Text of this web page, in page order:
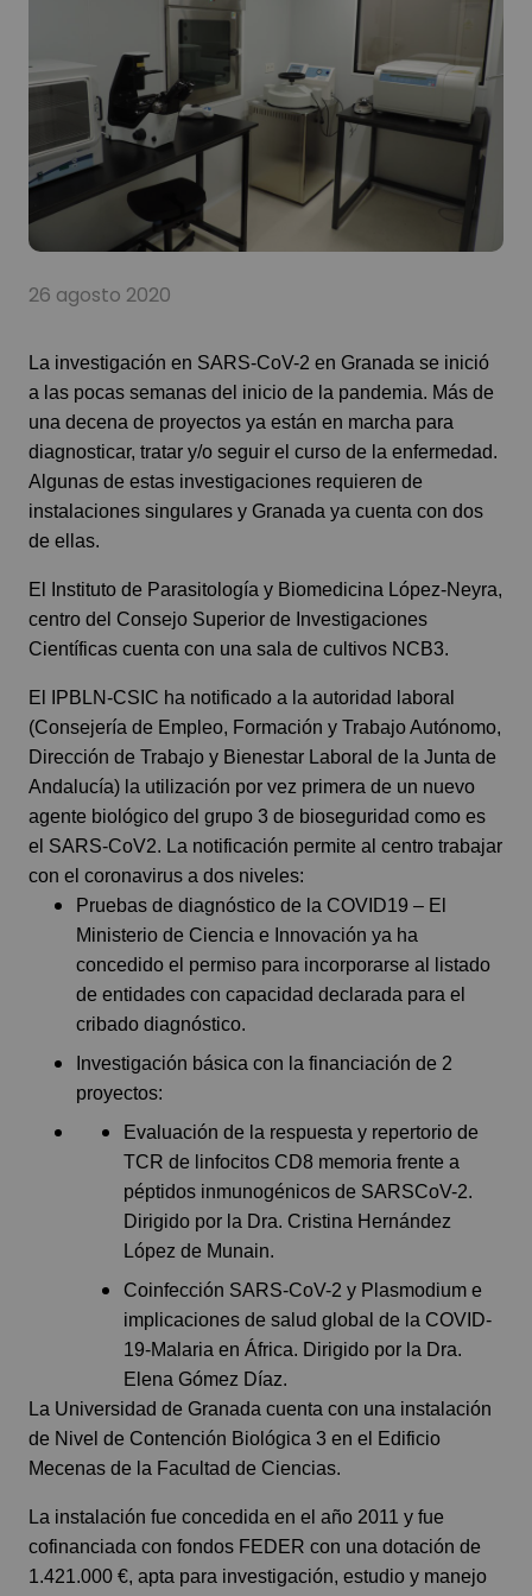
26 agosto 2020
La investigación en SARS-CoV-2 en Granada se inició
a las pocas semanas del inicio de la pandemia. Más de
una decena de proyectos ya están en marcha para
diagnosticar, tratar y/o seguir el curso de la enfermedad.
Algunas de estas investigaciones requieren de
instalaciones singulares y Granada ya cuenta con dos
de ellas.
El Instituto de Parasitología y Biomedicina López-Neyra,
centro del Consejo Superior de Investigaciones
Científicas cuenta con una sala de cultivos NCB3.
El IPBLN-CSIC ha notificado a la autoridad laboral
(Consejería de Empleo, Formación y Trabajo Autónomo,
Dirección de Trabajo y Bienestar Laboral de la Junta de
Andalucía) la utilización por vez primera de un nuevo
agente biológico del grupo 3 de bioseguridad como es
el SARS-CoV2. La notificación permite al centro trabajar
con el coronavirus a dos niveles:
Pruebas de diagnóstico de la COVID19 – El
Ministerio de Ciencia e Innovación ya ha
concedido el permiso para incorporarse al listado
de entidades con capacidad declarada para el
cribado diagnóstico.
Investigación básica con la financiación de 2
proyectos:
Evaluación de la respuesta y repertorio de
TCR de linfocitos CD8 memoria frente a
péptidos inmunogénicos de SARSCoV-2.
Dirigido por la Dra. Cristina Hernández
López de Munain.
Coinfección SARS-CoV-2 y Plasmodium e
implicaciones de salud global de la COVID-
19-Malaria en África. Dirigido por la Dra.
Elena Gómez Díaz.
La Universidad de Granada cuenta con una instalación
de Nivel de Contención Biológica 3 en el Edificio
Mecenas de la Facultad de Ciencias.
La instalación fue concedida en el año 2011 y fue
cofinanciada con fondos FEDER con una dotación de
1.421.000 €, apta para investigación, estudio y manejo